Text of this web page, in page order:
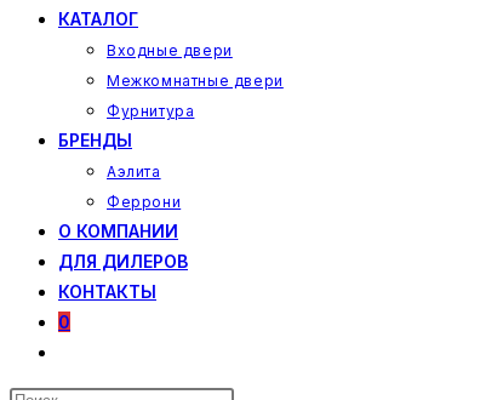
КАТАЛОГ
Входные двери
Межкомнатные двери
Фурнитура
БРЕНДЫ
Аэлита
Феррони
О КОМПАНИИ
ДЛЯ ДИЛЕРОВ
КОНТАКТЫ
0